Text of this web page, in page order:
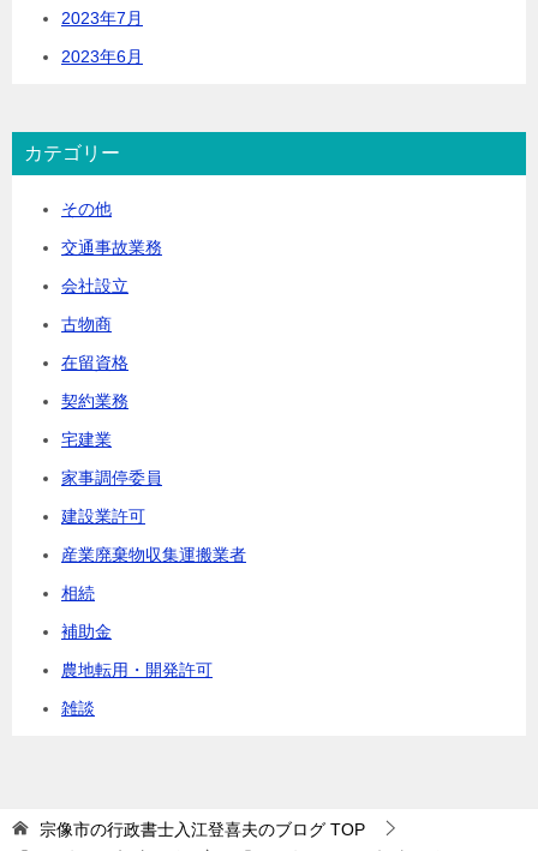
2023年7月
2023年6月
カテゴリー
その他
交通事故業務
会社設立
古物商
在留資格
契約業務
宅建業
家事調停委員
建設業許可
産業廃棄物収集運搬業者
相続
補助金
農地転用・開発許可
雑談
宗像市の行政書士入江登喜夫のブログ TOP